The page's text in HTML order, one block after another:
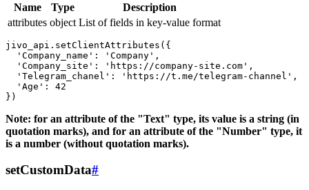
Name Type
Description
attributes object List of fields in key-value format
jivo_api.setClientAttributes({
  'Company_name': 'Company',
  'Company_site': 'https://company-site.com',
  'Telegram_chanel': 'https://t.me/telegram-channel',
  'Age': 42
Note: for an attribute of the "Text" type, its value is a string (in
quotation marks), and for an attribute of the "Number" type, it
is a number (without quotation marks).
setCustomData#